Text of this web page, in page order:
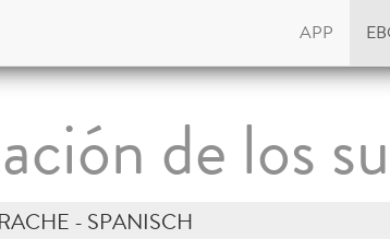
APP
de los
- SPANISCH